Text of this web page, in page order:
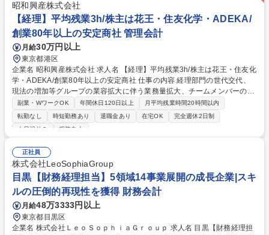
昭和興産株式会社
【経理】平均残業3h/株主は花王・住友化学・ADEKA/
創業80年以上の安定商社 管理会計
月給30万円以上
東京都港区
企業名 昭和興産株式会社 求人名 【経理】平均残業3h/株主は花王・住友化
学・ADEKA/創業80年以上の安定商社 仕事の内容 経理部門の世代交代、
現法の増加等グループの業容拡大に伴う業務量拡大、チームメンバーのラ
イフイベントに対応した安定的な体制構築を目指した増員となります。 経
理部門の将来を担う中核人材として活躍していただける方を是非お迎えし
たいです。経理全般はもちろん、指導育成も担えるようになることを期待
金・買掛金等の債権管理業務■有価証券・固定資産管理、為替ポジション
及び為替予約管理■現地法人の財務面の管理■予算・実績管理、帳簿・証憑
書類の整備・保管 などです。（変更の範囲:当社業務全般） 募集職種 【経
理】平均残業3h/株主は花王・住友化学・ADEKA/創業80年以上の安定商
社
副業・WワークOK 年間休日120日以上
月平均残業時間20時間以内
転勤なし
時短勤務あり 退職金あり 在宅OK
完全週休2日制
土日祝休み
服装自由
正社員
株式会社LeoSophiaGroup
目黒【財務経理担当】5領域14事業展開の成長企業|スキ
ルの圧倒的再現性を獲得 財務会計
月給48万3333円以上
東京都目黒区
企業名 株式会社ＬｅｏＳｏｐｈｉａＧｒｏｕｐ 求人名 目黒【財務経理担